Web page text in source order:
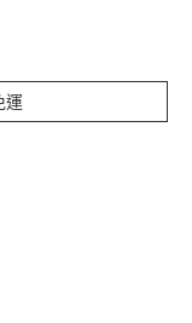
運